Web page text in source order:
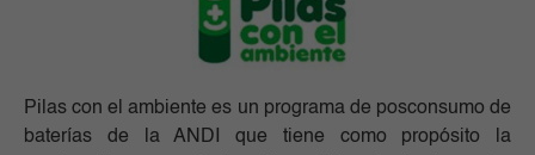
Pilas con el ambiente es un programa de posconsumo de
baterías de la ANDI que tiene como propósito la